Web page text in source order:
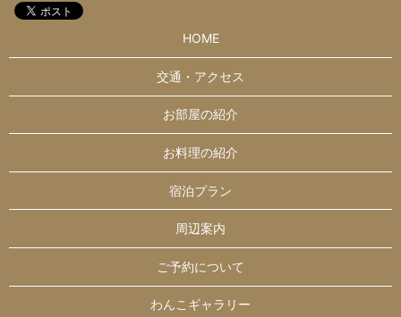
HOME
交通・アクセス
お部屋の紹介
お料理の紹介
宿泊プラン
周辺案内
ご予約について
わんこギャラリー